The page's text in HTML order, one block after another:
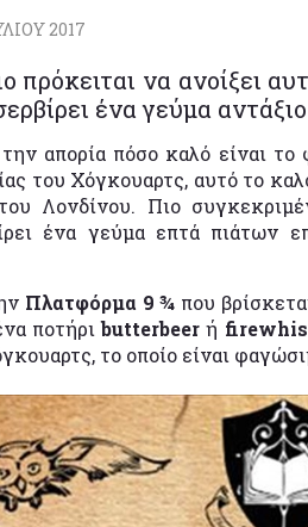
2017
πρόκειται να ανοίξει
ένα γεύμα
απορία πόσο καλό είναι
του Χόγκουαρτς, αυτό το
Λονδίνου. Πιο
ένα γεύμα επτά πιάτων
Πλατφόρμα 9 ¾ που
ποτήριbutterbeerή
το οποίο είναι